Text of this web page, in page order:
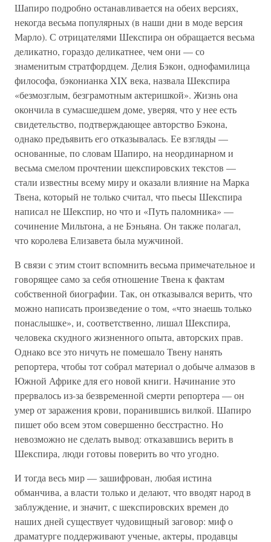
Шапиро подробно останавливается на обеих версиях,
некогда весьма популярных (в наши дни в моде версия
Марло). С отрицателями Шекспира он обращается весьма
деликатно, гораздо деликатнее, чем они — со
знаменитым стратфордцем. Делия Бэкон, однофамилица
философа, бэконианка XIX века, назвала Шекспира
«безмозглым, безграмотным актеришкой». Жизнь она
окончила в сумасшедшем доме, уверяя, что у нее есть
свидетельство, подтверждающее авторство Бэкона,
однако предъявить его отказывалась. Ее взгляды —
основанные, по словам Шапиро, на неординарном и
весьма смелом прочтении шекспировских текстов —
стали известны всему миру и оказали влияние на Марка
Твена, который не только считал, что пьесы Шекспира
написал не Шекспир, но что и «Путь паломника» —
сочинение Мильтона, а не Бэньяна. Он также полагал,
что королева Елизавета была мужчиной.
В связи с этим стоит вспомнить весьма примечательное и
говорящее само за себя отношение Твена к фактам
собственной биографии. Так, он отказывался верить, что
можно написать произведение о том, «что знаешь только
понаслышке», и, соответственно, лишал Шекспира,
человека скудного жизненного опыта, авторских прав.
Однако все это ничуть не помешало Твену нанять
репортера, чтобы тот собрал материал о добыче алмазов в
Южной Африке для его новой книги. Начинание это
прервалось из-за безвременной смерти репортера — он
умер от заражения крови, поранившись вилкой. Шапиро
пишет обо всем этом совершенно бесстрастно. Но
невозможно не сделать вывод: отказавшись верить в
Шекспира, люди готовы поверить во что угодно.
И тогда весь мир — зашифрован, любая истина
обманчива, а власти только и делают, что вводят народ в
заблуждение, и значит, с шекспировских времен до
наших дней существует чудовищный заговор: миф о
драматурге поддерживают ученые, актеры, продавцы